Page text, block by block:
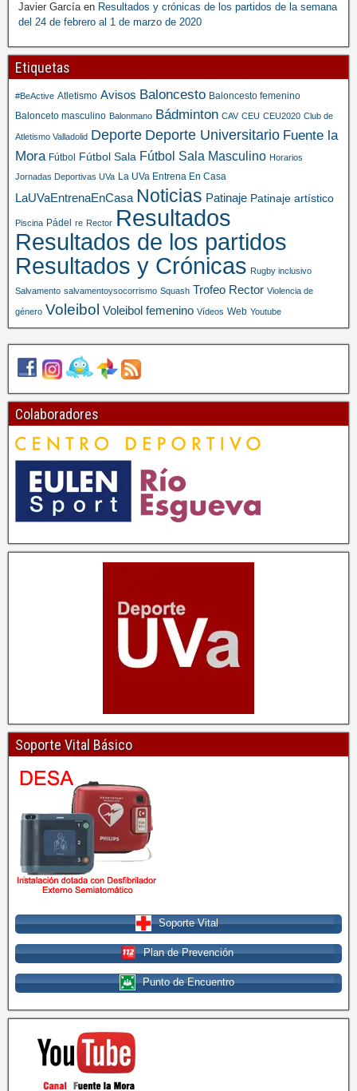
Javier Garcíaen Resultados y crónicas de los partidos de la semana
del 24 de febrero al 1 de marzo de 2020
Etiquetas
#BeActive Atletismo Avisos Baloncesto Baloncesto femenino
Balonceto masculino Balonmano Bádminton CAV CEU CEU2020 Club de
Atletismo Valladolid Deporte Deporte Universitario Fuente la
Mora Fútbol Fútbol Sala Fútbol Sala Masculino Horarios
Jornadas Deportivas UVa La UVa Entrena En Casa
LaUVaEntrenaEnCasa Noticias Patinaje Patinaje artístico
Piscina Pádel re Rector Resultados
Resultados de los partidos
Resultados y Crónicas Rugby inclusivo
Salvamento salvamentoysocorrismo Squash Trofeo Rector Violencia de
género Voleibol Voleibol femenino Vídeos Web Youtube
Colaboradores
Soporte Vital Básico
Soporte Vital
Plan de Prevención
Punto de Encuentro